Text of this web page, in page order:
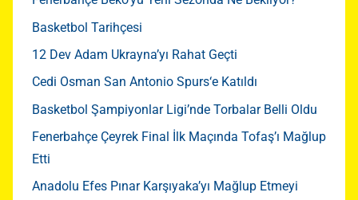
Basketbol Tarihçesi
12 Dev Adam Ukrayna’yı Rahat Geçti
Cedi Osman San Antonio Spurs‘e Katıldı
Basketbol Şampiyonlar Ligi’nde Torbalar Belli Oldu
Fenerbahçe Çeyrek Final İlk Maçında Tofaş’ı Mağlup
Etti
Anadolu Efes Pınar Karşıyaka’yı Mağlup Etmeyi